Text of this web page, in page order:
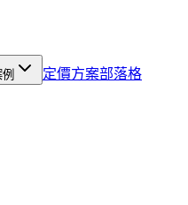
定價方案部落格